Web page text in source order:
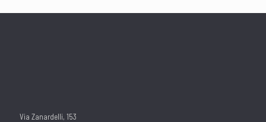
Via Zanardelli, 153